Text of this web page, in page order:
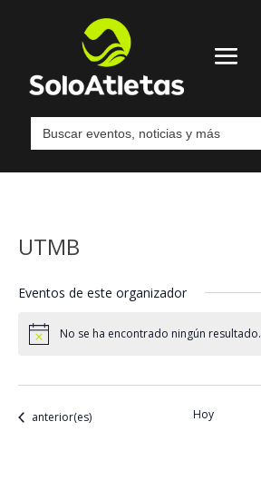
Buscar:
UTMB
Eventos de este organizador
Aviso No se ha encontrado ningún resultado.
Eventos
anterior(es) Hoy